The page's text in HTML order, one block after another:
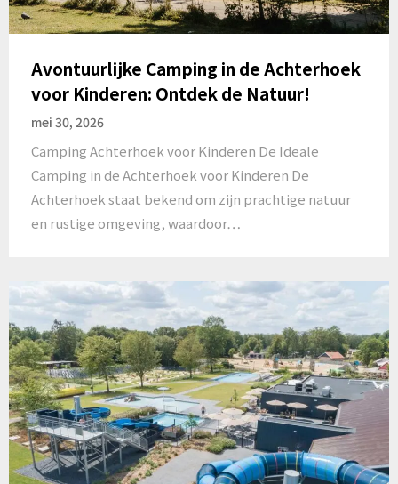
Avontuurlijke Camping in de Achterhoek
voor Kinderen: Ontdek de Natuur!
mei 30, 2026
Camping Achterhoek voor Kinderen De Ideale
Camping in de Achterhoek voor Kinderen De
Achterhoek staat bekend om zijn prachtige natuur
en rustige omgeving, waardoor…